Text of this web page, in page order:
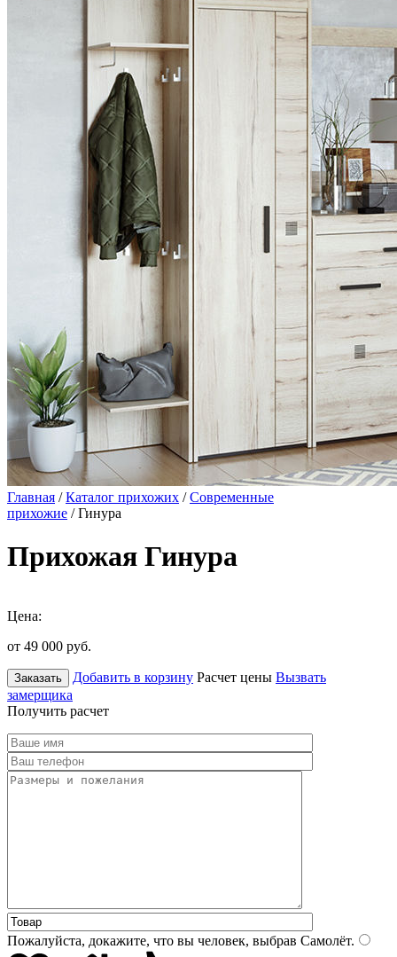
Главная /Каталог прихожих /Современные
прихожие / Гинура
Прихожая Гинура
Цена:
от 49 000 руб.
Заказать Добавить в корзину Расчет цены Вызвать
замерщика
Получить расчет
Пожалуйста, докажите, что вы человек, выбрав Самолёт.